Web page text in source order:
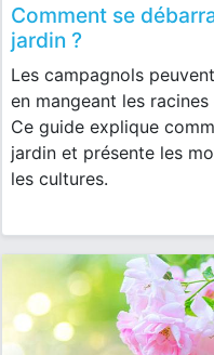
Comment se
jardin ?
Les campagnols
en mangeant les
Ce guide explique
jardin et présente les
les cultures.